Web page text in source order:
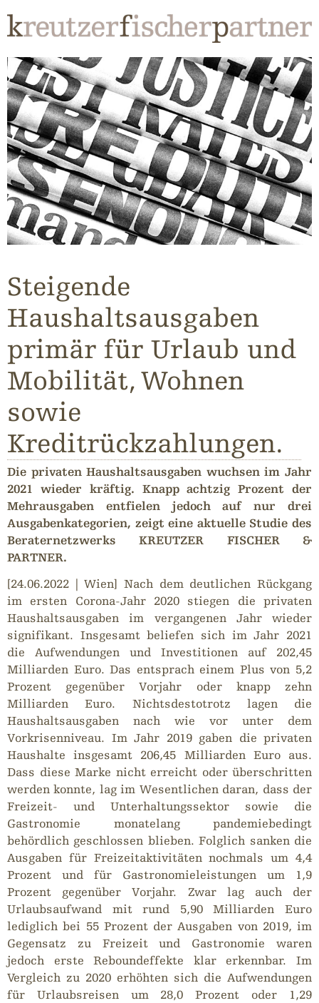
Steigende
Haushaltsausgaben
primär für Urlaub und
Mobilität, Wohnen
sowie
Kreditrückzahlungen.
Die privaten Haushaltsausgaben wuchsen im Jahr
2021 wieder kräftig. Knapp achtzig Prozent der
Mehrausgaben entfielen jedoch auf nur drei
Ausgabenkategorien, zeigt eine aktuelle Studie des
Beraternetzwerks KREUTZER FISCHER &
PARTNER.
[24.06.2022 | Wien] Nach dem deutlichen Rückgang
im ersten Corona-Jahr 2020 stiegen die privaten
Haushaltsausgaben im vergangenen Jahr wieder
signifikant. Insgesamt beliefen sich im Jahr 2021
die Aufwendungen und Investitionen auf 202,45
Milliarden Euro. Das entsprach einem Plus von 5,2
Prozent gegenüber Vorjahr oder knapp zehn
Milliarden Euro. Nichtsdestotrotz lagen die
Haushaltsausgaben nach wie vor unter dem
Vorkrisenniveau. Im Jahr 2019 gaben die privaten
Haushalte insgesamt 206,45 Milliarden Euro aus.
Dass diese Marke nicht erreicht oder überschritten
werden konnte, lag im Wesentlichen daran, dass der
Freizeit- und Unterhaltungssektor sowie die
Gastronomie monatelang pandemiebedingt
behördlich geschlossen blieben. Folglich sanken die
Ausgaben für Freizeitaktivitäten nochmals um 4,4
Prozent und für Gastronomieleistungen um 1,9
Prozent gegenüber Vorjahr. Zwar lag auch der
Urlaubsaufwand mit rund 5,90 Milliarden Euro
lediglich bei 55 Prozent der Ausgaben von 2019, im
Gegensatz zu Freizeit und Gastronomie waren
jedoch erste Reboundeffekte klar erkennbar. Im
Vergleich zu 2020 erhöhten sich die Aufwendungen
für Urlaubsreisen um 28,0 Prozent oder 1,29